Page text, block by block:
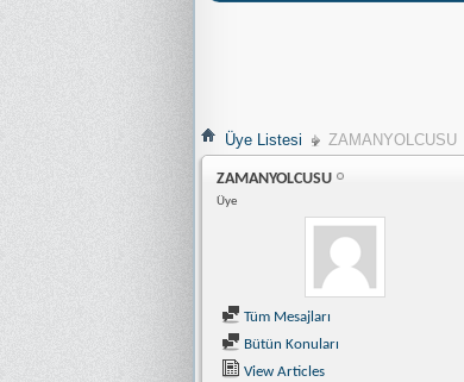
Üye Listesi ZAMANYOLCUSU
ZAMANYOLCUSU
Üye
Tüm Mesajları
Bütün Konuları
View Articles